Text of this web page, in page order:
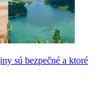
sú bezpečné a ktoré